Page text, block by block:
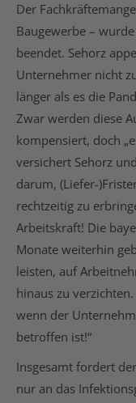
Der
Baugewerbe –
beendet. Sehorz
Unternehmer nicht
länger als es die
Zwar werden diese
kompensiert, doch
versichert Sehorz
darum, (Liefer-
rechtzeitig zu
Arbeitskraft! Die
Monate weiterhin
leisten, auf
hinaus zu
wenn der
betroffen ist!“
Insgesamt fordert
nur an das